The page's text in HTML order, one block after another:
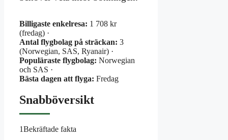
Billigaste enkelresa: 1 708 kr
(fredag) ·
Antal flygbolag på sträckan: 3
(Norwegian, SAS, Ryanair) ·
Populäraste flygbolag: Norwegian
och SAS ·
Bästa dagen att flyga: Fredag
Snabböversikt
1Bekräftade fakta